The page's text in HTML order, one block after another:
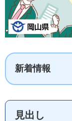
新着情報
見出し